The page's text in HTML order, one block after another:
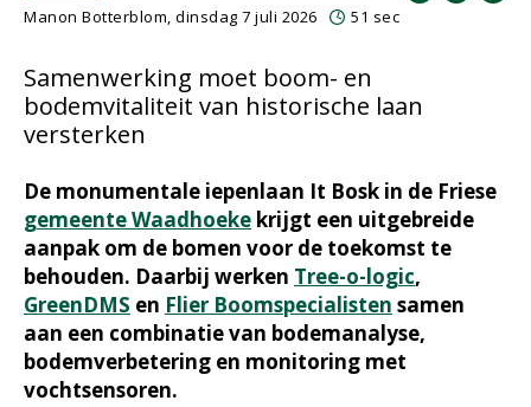
Manon Botterblom, dinsdag 7 juli 2026 51 sec
Samenwerking moet boom- en
bodemvitaliteit van historische laan
versterken
De monumentale iepenlaan It Bosk in de Friese
gemeente Waadhoeke krijgt een uitgebreide
aanpak om de bomen voor de toekomst te
behouden. Daarbij werken Tree-o-logic,
GreenDMS en Flier Boomspecialisten samen
aan een combinatie van bodemanalyse,
bodemverbetering en monitoring met
vochtsensoren.